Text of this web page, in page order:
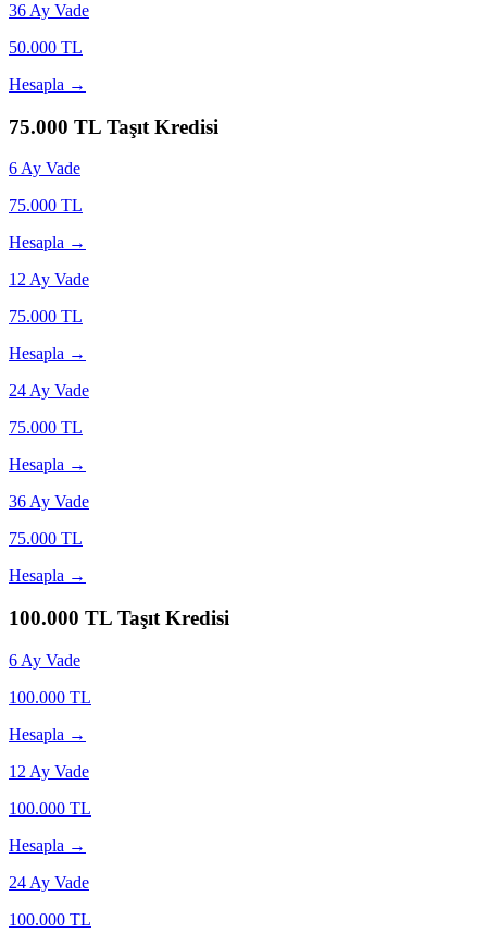
36 Ay Vade
50.000 TL
Hesapla →
75.000 TL Taşıt Kredisi
6 Ay Vade
75.000 TL
Hesapla →
12 Ay Vade
75.000 TL
Hesapla →
24 Ay Vade
75.000 TL
Hesapla →
36 Ay Vade
75.000 TL
Hesapla →
100.000 TL Taşıt Kredisi
6 Ay Vade
100.000 TL
Hesapla →
12 Ay Vade
100.000 TL
Hesapla →
24 Ay Vade
100.000 TL